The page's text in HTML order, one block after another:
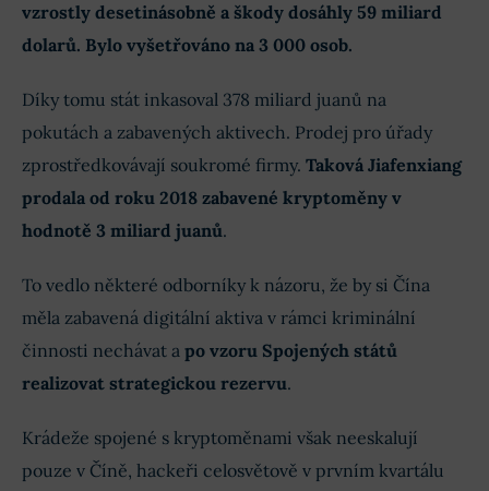
vzrostly desetinásobně a škody dosáhly 59 miliard
dolarů. Bylo vyšetřováno na 3 000 osob.
Díky tomu stát inkasoval 378 miliard juanů na
pokutách a zabavených aktivech. Prodej pro úřady
zprostředkovávají soukromé firmy. Taková Jiafenxiang
prodala od roku 2018 zabavené kryptoměny v
hodnotě 3 miliard juanů.
To vedlo některé odborníky k názoru, že by si Čína
měla zabavená digitální aktiva v rámci kriminální
činnosti nechávat a po vzoru Spojených států
realizovat strategickou rezervu.
Krádeže spojené s kryptoměnami však neeskalují
pouze v Číně, hackeři celosvětově v prvním kvartálu